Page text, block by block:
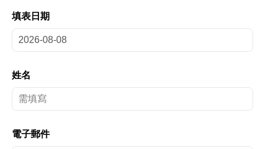
填表日期
姓名
電子郵件